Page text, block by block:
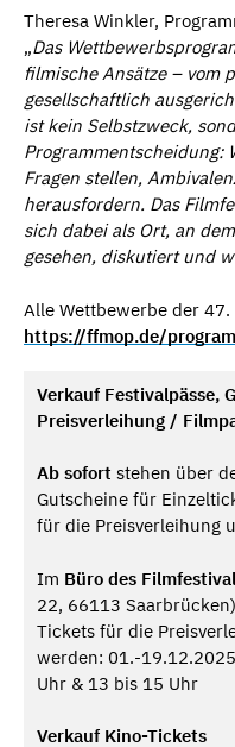
Theresa Winkler,
„Das
filmische Ansätze – vom
gesellschaftlich
ist kein Selbstzweck,
Programmentscheidung:
Fragen stellen,
herausfordern. Das
sich dabei als Ort, an
gesehen, diskutiert und
Alle Wettbewerbe der 47.
https://ffmop.de/
Verkauf Festivalpässe,
Preisverleihung /
Ab sofort stehen über
Gutscheine für
für die Preisverleihung
Im Büro des
22, 66113
Tickets für die
werden: 01.-
Uhr & 13 bis 15 Uhr
Verkauf Kino-Tickets